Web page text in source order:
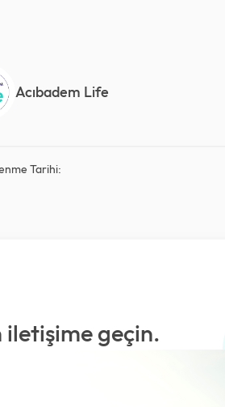
Acıbadem Life
Tarihi:
iletişime geçin.